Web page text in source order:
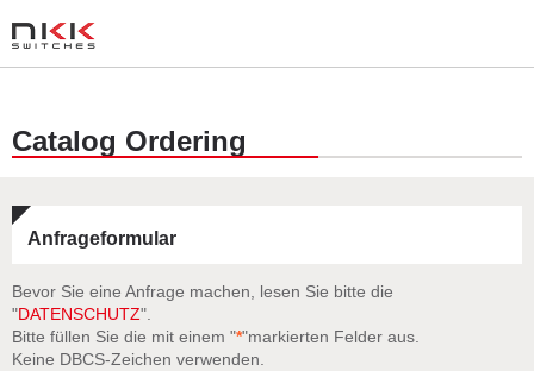
Catalog Ordering
Anfrageformular
Bevor Sie eine Anfrage machen, lesen Sie bitte die
"DATENSCHUTZ".
Bitte füllen Sie die mit einem "*"markierten Felder aus.
Keine DBCS-Zeichen verwenden.